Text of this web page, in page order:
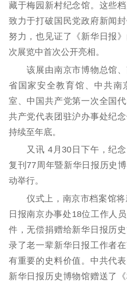
藏于梅园新村纪念馆。这些
致力于打破国民党政府新闻
努力，也见证了《新华日报
次展览中首次公开亮相。
该展由南京市博物总馆、
省国家安全教育馆、中共南
室、中国共产党第一次全国
共产党代表团驻沪办事处纪
持续至年底。
又讯 4月30日下午，纪念
复刊77周年暨新华日报历史
动举行。
仪式上，南京市档案馆将
日报南京办事处18位工作人
件，无偿捐赠给新华日报历
录了老一辈新华日报工作者
有重要的史料价值。中共代
新华日报历史博物馆赠送了